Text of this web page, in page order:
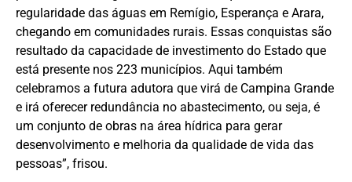
regularidade das águas em Remígio, Esperança e Arara,
chegando em comunidades rurais. Essas conquistas são
resultado da capacidade de investimento do Estado que
está presente nos 223 municípios. Aqui também
celebramos a futura adutora que virá de Campina Grande
e irá oferecer redundância no abastecimento, ou seja, é
um conjunto de obras na área hídrica para gerar
desenvolvimento e melhoria da qualidade de vida das
pessoas”, frisou.